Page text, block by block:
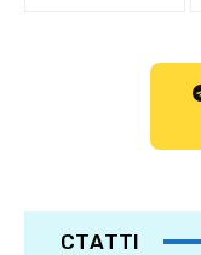
СТАТТІ